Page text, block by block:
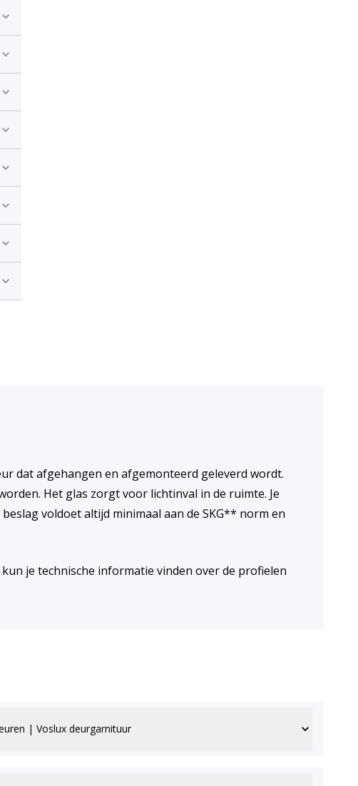
Selecteer het gewenste profiel
Kies de juiste vakverdeling
De juiste vakvulling kiezen
Selecteer de gewenste eigenschappen
Kies de juiste kleur en afwerking
Kies de gewenste beglazing
Kiezen voor ventilatie
dat afgehangen en afgemonteerd geleverd wordt.
Het glas zorgt voor lichtinval in de ruimte. Je
voldoet altijd minimaal aan de SKG** norm en
je technische informatie vinden over de profielen
| Voslux deurgarnituur